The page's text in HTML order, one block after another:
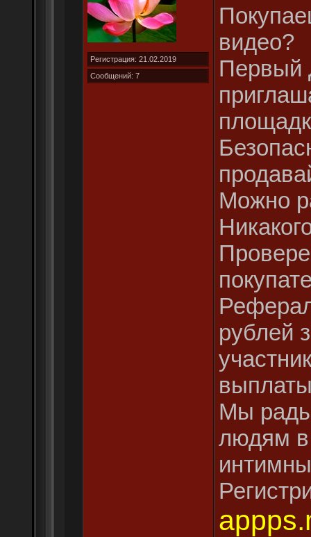
Регистрация: 21.02.2019
Сообщений: 7
видео?
Первый
Можно
рублей
Мы
людям в